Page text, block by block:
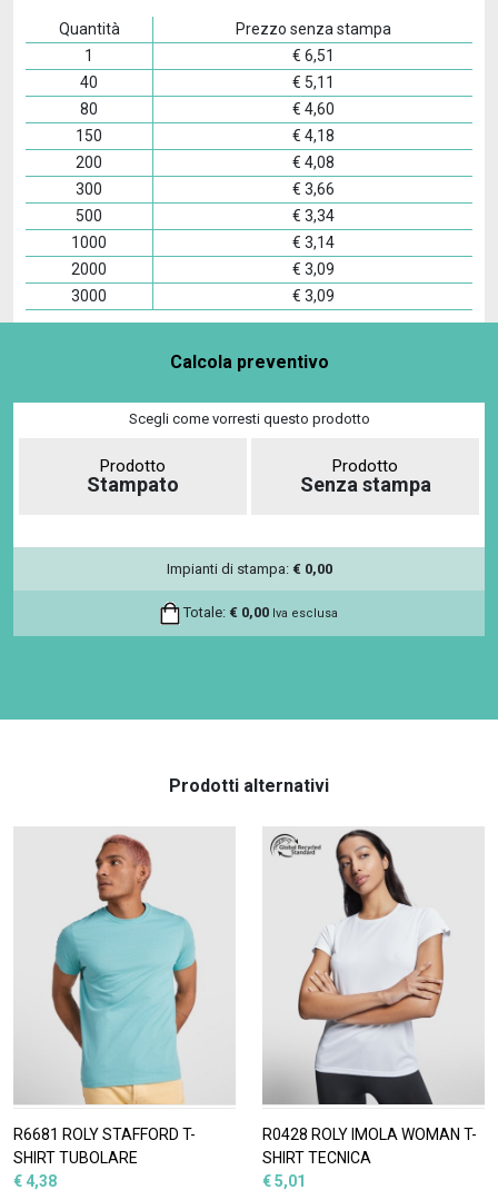
Quantità
Prezzo senza stampa
1
€ 6,51
40
€ 5,11
80
€ 4,60
150
€ 4,18
200
€ 4,08
300
€ 3,66
500
€ 3,34
1000
€ 3,14
2000
€ 3,09
3000
€ 3,09
Calcola preventivo
Scegli come vorresti questo prodotto
Prodotto
Stampato
Prodotto
Senza stampa
Impianti di stampa: € 0,00
Totale: € 0,00 Iva esclusa
Prodotti alternativi
R6681 ROLY STAFFORD T-
SHIRT TUBOLARE
€ 4,38
R0428 ROLY IMOLA WOMAN T-
SHIRT TECNICA
€ 5,01